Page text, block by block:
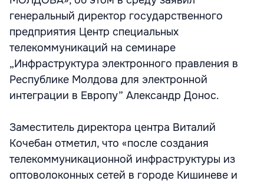
генеральный директор государственного
предприятия Центр специальных
телекоммуникаций на семинаре
„Инфраструктура электронного правления в
Республике Молдова для электронной
интеграции в Европу” Александр Донос.
Заместитель директора центра Виталий
Кочебан отметил, что «после создания
телекоммуникационной инфраструктуры из
оптоволоконных сетей в городе Кишиневе и